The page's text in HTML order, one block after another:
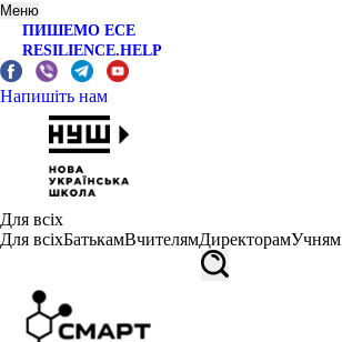
Меню
ПИШЕМО ЕСЕ
RESILIENCE.HELP
Напишіть нам
Для всіх
Для всіхБатькамВчителямДиректорамУчням